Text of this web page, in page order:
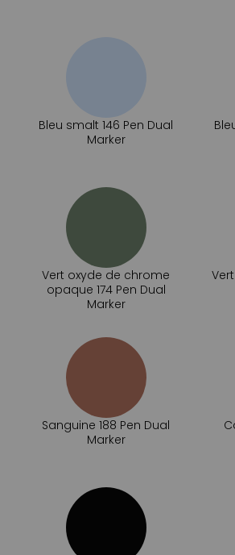
Bleu smalt 146 Pen Dual
Marker
Vert oxyde de chrome
opaque 174 Pen Dual
Marker
Sanguine 188 Pen Dual
Marker